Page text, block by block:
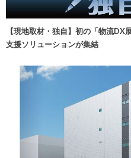
【現地取材・独自】初の「物流
支援ソリューションが集結